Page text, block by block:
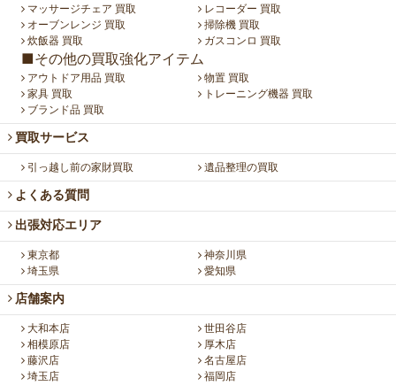
マッサージチェア 買取
レコーダー 買取
オーブンレンジ 買取
掃除機 買取
炊飯器 買取
ガスコンロ 買取
■その他の買取強化アイテム
アウトドア用品 買取
物置 買取
家具 買取
トレーニング機器 買取
ブランド品 買取
買取サービス
引っ越し前の家財買取 遺品整理の買取
よくある質問
出張対応エリア
東京都
神奈川県
埼玉県
愛知県
店舗案内
大和本店
世田谷店
相模原店
厚木店
藤沢店
名古屋店
埼玉店
福岡店